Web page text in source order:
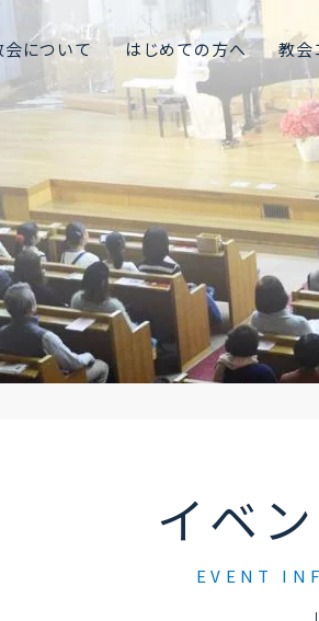
会について はじめての方へ 教会
イベ
EVENT